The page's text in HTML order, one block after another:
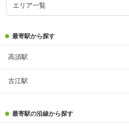
エリア一覧
最寄駅から探す
高須駅
古江駅
最寄駅の沿線から探す